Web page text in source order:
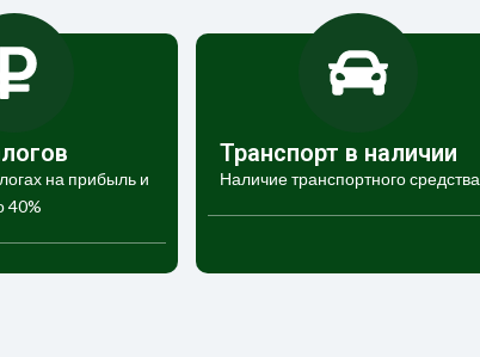
на прибыль и
40%
Транспорт в наличии
Наличие транспортного средства